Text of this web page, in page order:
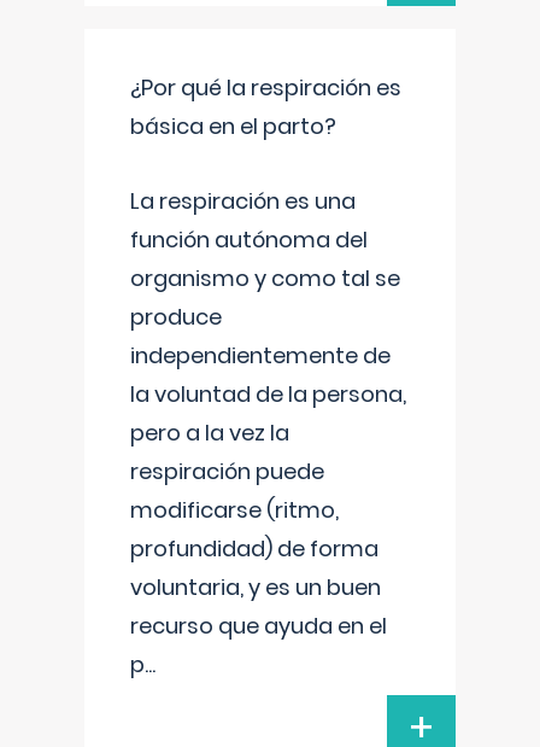
¿Por qué la respiración es
básica en el parto?
La respiración es una
función autónoma del
organismo y como tal se
produce
independientemente de
la voluntad de la persona,
pero a la vez la
respiración puede
modificarse (ritmo,
profundidad) de forma
voluntaria, y es un buen
recurso que ayuda en el
p...
+